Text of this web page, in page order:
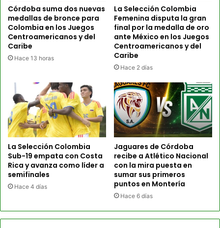
Córdoba suma dos nuevas
medallas de bronce para
Colombia en los Juegos
Centroamericanos y del
Caribe
Hace 13 horas
La Selección Colombia
Femenina disputa la gran
final por la medalla de oro
ante México en los Juegos
Centroamericanos y del
Caribe
Hace 2 días
La Selección Colombia
Sub-19 empata con Costa
Rica y avanza como líder a
semifinales
Hace 4 días
Jaguares de Córdoba
recibe a Atlético Nacional
con la mira puesta en
sumar sus primeros
puntos en Montería
Hace 6 días